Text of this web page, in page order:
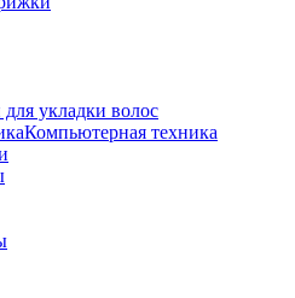
укладки волос
Компьютерная техника